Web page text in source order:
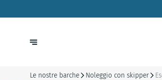
Le nostre barche Noleggio con skipper